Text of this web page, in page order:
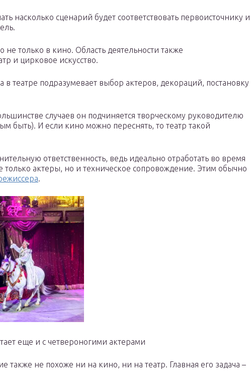
насколько сценарий будет соответствовать первоисточнику и
только в кино. Область деятельности также
и цирковое искусство.
в театре подразумевает выбор актеров, декораций, постановку
случаев он подчиняется творческому руководителю
быть). И если кино можно переснять, то театр такой
ответственность, ведь идеально отработать во время
актеры, но и техническое сопровождение. Этим обычно
.
еще и с четвероногими актерами
также не похоже ни на кино, ни на театр. Главная его задача –